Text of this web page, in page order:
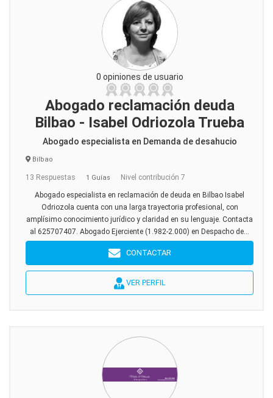
0 opiniones de usuario
Abogado reclamación deuda
Bilbao - Isabel Odriozola Trueba
Abogado especialista en Demanda de desahucio
Bilbao
13 Respuestas 1 Guías Nivel contribución 7
Abogado especialista en reclamación de deuda en Bilbao Isabel
Odriozola cuenta con una larga trayectoria profesional, con
amplísimo conocimiento jurídico y claridad en su lenguaje. Contacta
al 625707407. Abogado Ejerciente (1.982-2.000) en Despacho de...
CONTACTAR
VER PERFIL